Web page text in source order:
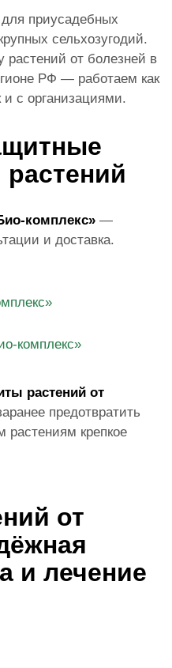
приусадебных
сельхозугодий.
растений от болезней в
РФ — работаем как
с организациями.
комплекс» —
и доставка.
комплекс»
растений от
предотвратить
растениям крепкое
от
и лечение